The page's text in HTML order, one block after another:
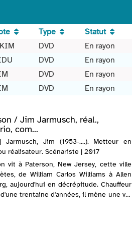
Type
Statut
DVD
En rayon
DVD
En rayon
DVD
En rayon
DVD En rayon
/ Jim Jarmusch, réal.,
com...
Jarmusch, Jim (1953-....). Metteur en
réalisateur. Scénariste | 2017
vit à Paterson, New Jersey, cette ville
de William Carlos Williams à Allen
aujourd'hui en décrépitude. Chauffeur
trentaine d'années, il mène une vie